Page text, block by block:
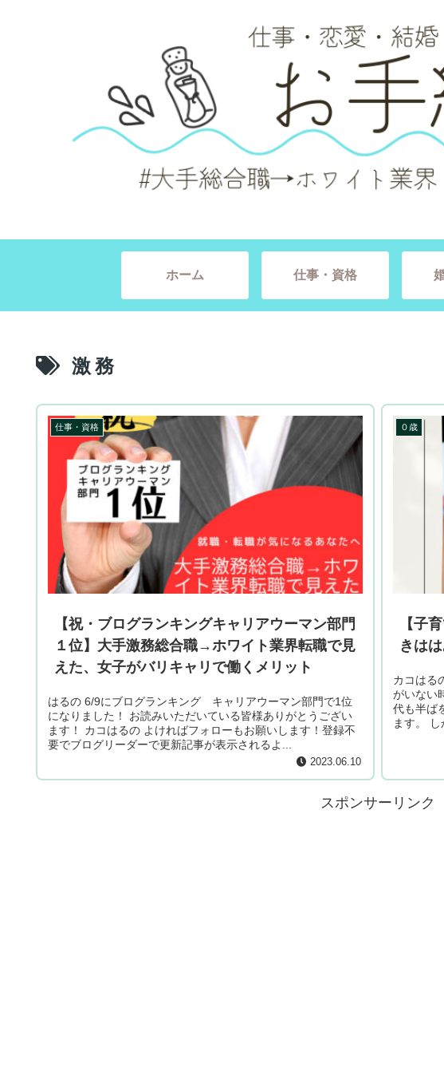
ホーム 仕事・資格
激務
仕事・資格
【祝・ブログランキングキャリアウーマン部門
１位】大手激務総合職→ホワイト業界転職で見
えた、女子がバリキャリで働くメリット
はるの 6/9にブログランキング キャリアウーマン部門で1位
になりました！ お読みいただいている皆様ありがとうござい
ます！ カコはるの よければフォローもお願いします！登録不
要でブログリーダーで更新記事が表示されるよ...
2023.06.10
０歳
【子
きは
カコはる
がいない
代も半ば
ます。
スポンサーリンク